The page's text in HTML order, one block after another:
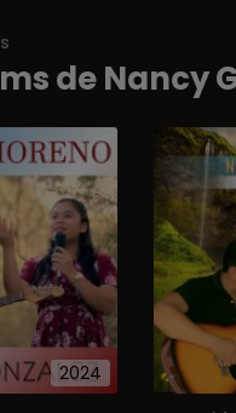
de Nancy
2024